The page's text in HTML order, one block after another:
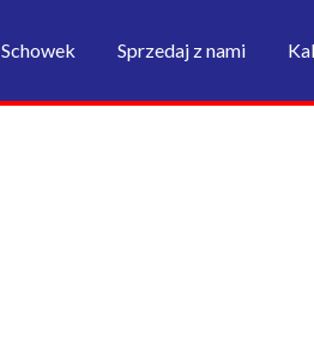
Schowek Sprzedaj z nami